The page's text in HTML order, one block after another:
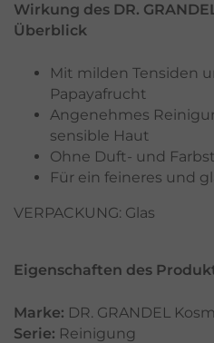
Wirkung des DR.
Überblick
Mit milden Tensiden
Papayafrucht
Angenehmes
sensible Haut
Ohne Duft- und
Für ein feineres und
VERPACKUNG: Glas
Eigenschaften des
Marke: DR. GRANDEL
Serie: Reinigung